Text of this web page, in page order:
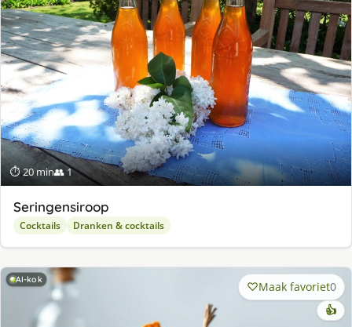
⏱ 20 min👥 1
Seringensiroop
Cocktails Dranken & cocktails
AI-kok Maak favoriet0
👍